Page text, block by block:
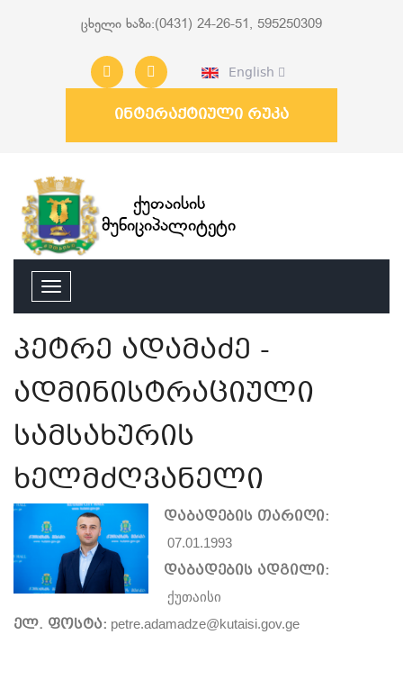
ცხელი ხაზი:(0431) 24-26-51, 595250309
English
ინტერაქტიული რუკა
ქუთაისის
მუნიციპალიტეტი
პეტრე ადამაძე -
ადმინისტრაციული
სამსახურის
ხელმძღვანელი
დაბადების თარიღი:
07.01.1993
დაბადების ადგილი:
ქუთაისი
ელ. ფოსტა: petre.adamadze@kutaisi.gov.ge